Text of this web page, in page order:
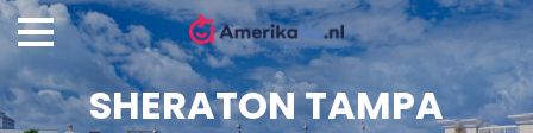
SHERATON TAMPA